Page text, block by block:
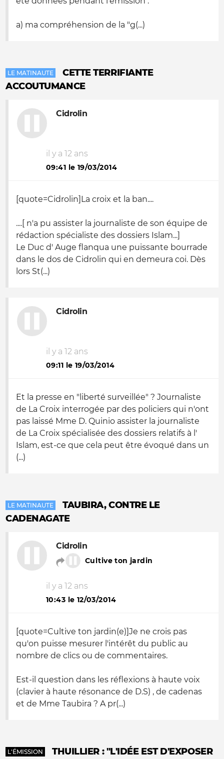
a) ma compréhension de la "g(...)
LE MATINAUTE
CETTE TERRIFIANTE
ACCOUTUMANCE
Cidrolin
il y a 12 ans
09:41 le 19/03/2014
[quote=Cidrolin]La croix et la ban....
....[ n'a pu assister la journaliste de son équipe de
rédaction spécialiste des dossiers Islam...]
Le Duc d' Auge flanqua une puissante bourrade
dans le dos de Cidrolin qui en demeura coi. Dès
lors St(...)
Cidrolin
il y a 12 ans
09:11 le 19/03/2014
Et la presse en "liberté surveillée" ? Journaliste
de La Croix interrogée par des policiers qui n'ont
pas laissé Mme D. Quinio assister la journaliste
de La Croix spécialisée des dossiers relatifs à l'
Islam, est-ce que cela peut être évoqué dans un
(...)
LE MATINAUTE
TAUBIRA, CONTRE LE
CADENAGATE
Cidrolin
Cultive ton jardin
il y a 12 ans
10:43 le 12/03/2014
[quote=Cultive ton jardin(e)]Je ne crois pas
qu'on puisse mesurer l'intérêt du public au
nombre de clics ou de commentaires.
Est-il question dans les réflexions à haute voix
(clavier à haute résonance de D.S) , de cadenas
et de Mme Taubira ? A pr(...)
L'ÉMISSION
THUILLIER : "L'IDÉE EST D'EXPOSER